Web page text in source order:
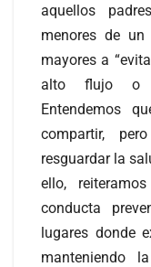
aquellos
menores de
mayores a
alto flujo o
Entendemos
compartir,
resguardar la
ello,
conducta
lugares donde
manteniendo